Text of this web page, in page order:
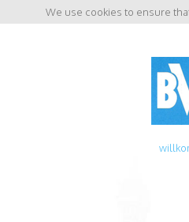
We use cookies to ensure